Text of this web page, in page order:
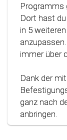
Programms
Dort hast
in 5
immer über
Dank der
ganz nach
anbringen.